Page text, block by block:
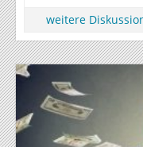
weitere